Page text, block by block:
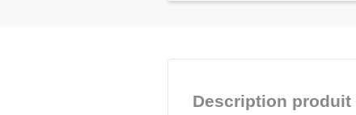
Description produit